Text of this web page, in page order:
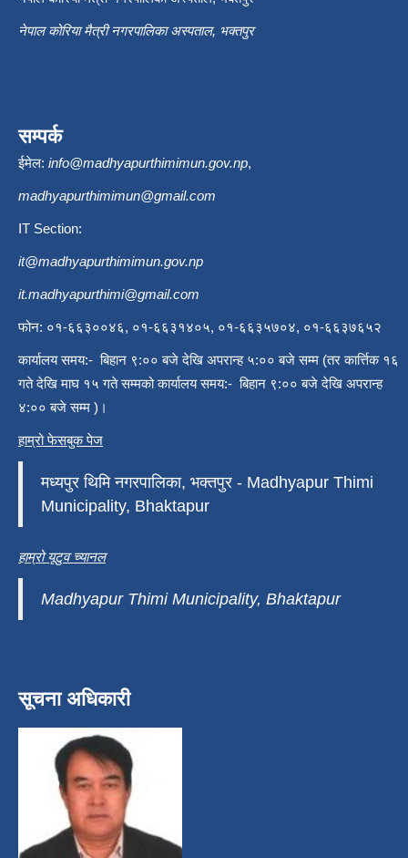
नेपाल कोरिया मैत्री नगरपालिका अस्पताल, भक्तपुर
सम्पर्क
ईमेल: info@madhyapurthimimun.gov.np,
madhyapurthimimun@gmail.com
IT Section:
it@madhyapurthimimun.gov.np
it.madhyapurthimi@gmail.com
फोन: ०१-६६३००४६, ०१-६६३१४०५, ०१-६६३५७०४, ०१-६६३७६५२
कार्यालय समय:- बिहान ९:०० बजे देखि अपरान्ह ५:०० बजे सम्म (तर कार्त्तिक १६
गते देखि माघ १५ गते सम्मको कार्यालय समय:- बिहान ९:०० बजे देखि अपरान्ह
४:०० बजे सम्म )।
हाम्रो फेसबुक पेज
मध्यपुर थिमि नगरपालिका, भक्तपुर - Madhyapur Thimi
Municipality, Bhaktapur
हाम्रो यूटुव च्यानल
Madhyapur Thimi Municipality, Bhaktapur
सूचना अधिकारी